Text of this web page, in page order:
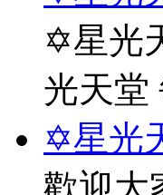
✡星光
光天堂
✡星光